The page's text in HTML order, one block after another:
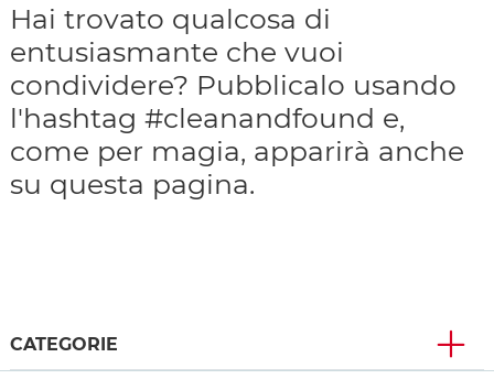
Hai trovato qualcosa di
entusiasmante che vuoi
condividere? Pubblicalo usando
l'hashtag #cleanandfound e,
come per magia, apparirà anche
su questa pagina.
CATEGORIE